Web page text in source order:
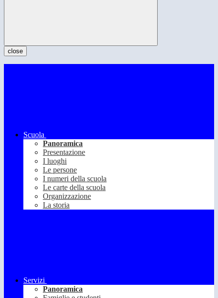
close
Scuola
Panoramica
Presentazione
I luoghi
Le persone
I numeri della scuola
Le carte della scuola
Organizzazione
La storia
Servizi
Panoramica